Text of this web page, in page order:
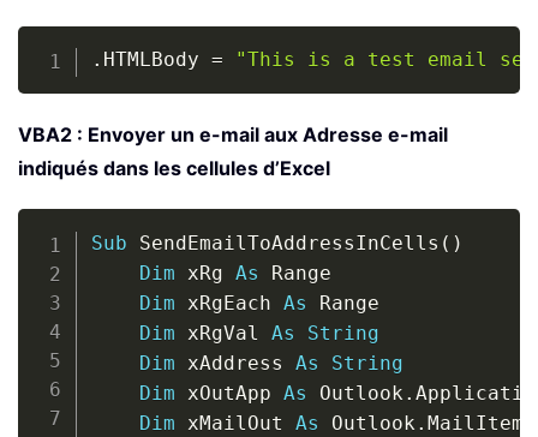
. HTMLBody = "This is a test email
Copy
VBA2 : Envoyer un e-mail aux Adresse e-mail
indiqués dans les cellules d’Excel
Sub SendEmailToAddressInCells ( )
Dim xRg As Range
Dim xRgEach As Range
Dim xRgVal As
String
Dim xAddress As
String
Dim xOutApp As Outlook .
Dim xMailOut As Outlook . MailItem
Copy